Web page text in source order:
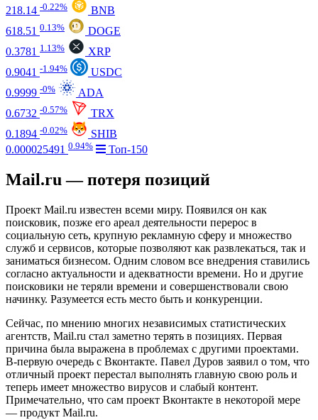
218.14 -0.22%
BNB
618.51 0.13%
DOGE
0.3781 1.13%
XRP
0.9041 -1.94%
USDC
0.9999 -0%
ADA
0.6732 -0.57%
TRX
0.1894 -0.02%
SHIB
0.000025491 0.94% Топ-150
Mail.ru — потеря позиций
Проект Mail.ru известен всеми миру. Появился он как
поисковик, позже его ареал деятельности перерос в
социальную сеть, крупную рекламную сферу и множество
служб и сервисов, которые позволяют как развлекаться, так и
заниматься бизнесом. Одним словом все внедрения ставились
согласно актуальности и адекватности времени. Но и другие
поисковики не теряли времени и совершенствовали свою
начинку. Разумеется есть место быть и конкуренции.
Сейчас, по мнению многих независимых статистических
агентств, Mail.ru стал заметно терять в позициях. Первая
причина была выражена в проблемах с другими проектами.
В-первую очередь с Вконтакте. Павел Дуров заявил о том, что
отличный проект перестал выполнять главную свою роль и
теперь имеет множество вирусов и слабый контент.
Примечательно, что сам проект Вконтакте в некоторой мере
— продукт Mail.ru.